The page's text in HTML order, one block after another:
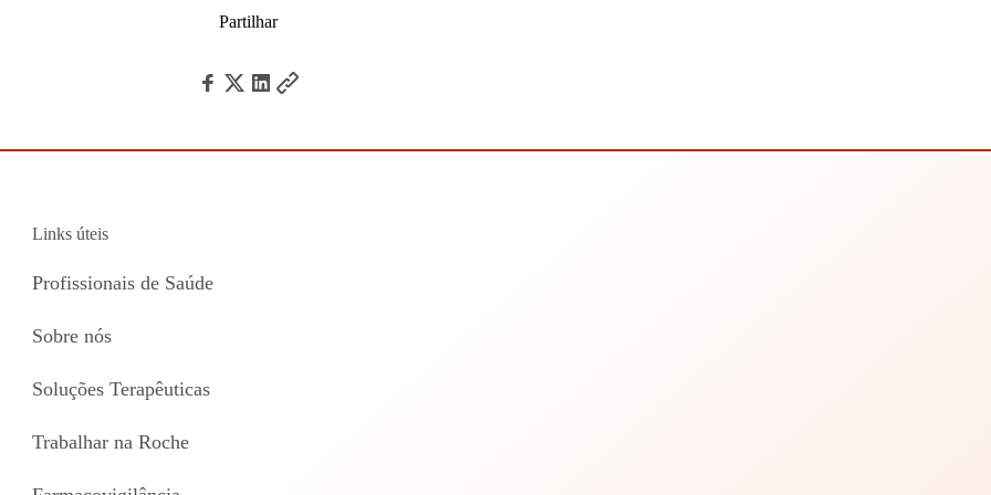
Partilhar
Links úteis
Profissionais de Saúde
Sobre nós
Soluções Terapêuticas
Trabalhar na Roche